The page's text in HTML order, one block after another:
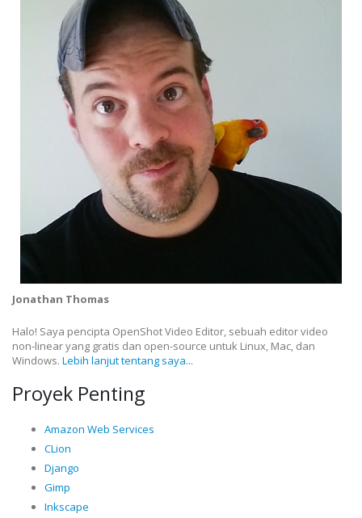
Jonathan Thomas
Halo! Saya pencipta OpenShot Video Editor, sebuah editor video
non-linear yang gratis dan open-source untuk Linux, Mac, dan
Windows. Lebih lanjut tentang saya...
Proyek Penting
Amazon Web Services
CLion
Django
Gimp
Inkscape